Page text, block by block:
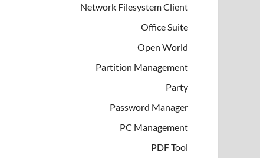
Network Filesystem Client
Office Suite
Open World
Partition Management
Party
Password Manager
PC Management
PDF Tool